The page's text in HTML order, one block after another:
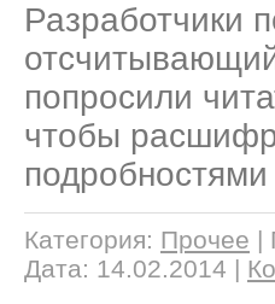
Разработчики
попросили
чтобы
подробностями
Категория: Прочее |
Дата: 14.02.2014 |